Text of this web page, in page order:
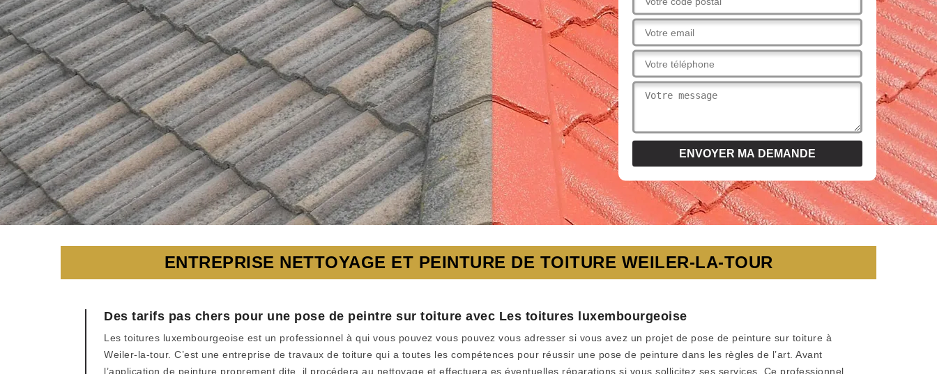
ENTREPRISE NETTOYAGE ET PEINTURE DE TOITURE WEILER-LA-TOUR
Des tarifs pas chers pour une pose de peintre sur toiture avec Les toitures luxembourgeoise
Les toitures luxembourgeoise est un professionnel à qui vous pouvez vous pouvez vous adresser si vous avez un projet de pose de peinture sur toiture à
Weiler-la-tour. C’est une entreprise de travaux de toiture qui a toutes les compétences pour réussir une pose de peinture dans les règles de l’art. Avant
l’application de peinture proprement dite, il procédera au nettoyage et effectuera es éventuelles réparations si vous sollicitez ses services. Ce professionnel